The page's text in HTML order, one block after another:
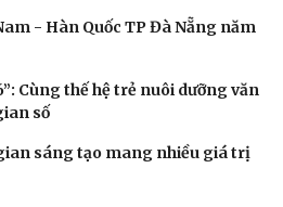
Công nghệ
Trải nghiệm
- Hàn Quốc TP Đà Nẵng năm
Cùng thế hệ trẻ nuôi dưỡng văn
số
sáng tạo mang nhiều giá trị